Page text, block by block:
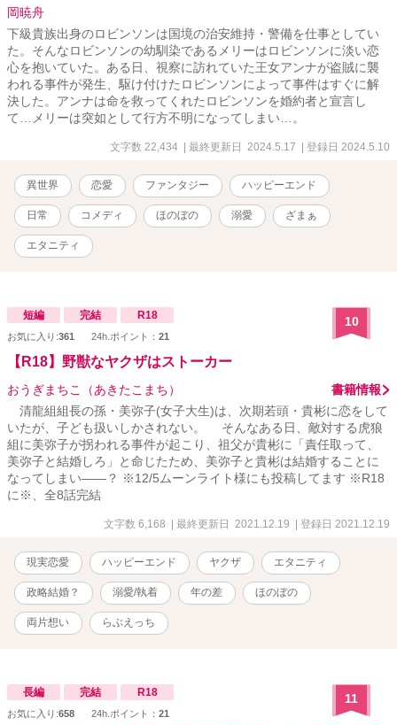
岡暁舟
下級貴族出身のロビンソンは国境の治安維持・警備を仕事としてい
た。そんなロビンソンの幼馴染であるメリーはロビンソンに淡い恋
心を抱いていた。ある日、視察に訪れていた王女アンナが盗賊に襲
われる事件が発生、駆け付けたロビンソンによって事件はすぐに解
決した。アンナは命を救ってくれたロビンソンを婚約者と宣言し
て…メリーは突如として行方不明になってしまい…。
文字数 22,434 | 最終更新日 2024.5.17 | 登録日 2024.5.10
異世界 恋愛 ファンタジー ハッピーエンド
日常 コメディ ほのぼの 溺愛 ざまぁ
エタニティ
短編 完結 R18
お気に入り:361 24h.ポイント： 21
10
【R18】野獣なヤクザはストーカー
おうぎまちこ（あきたこまち）
書籍情報
清龍組組長の孫・美弥子(女子大生)は、次期若頭・貴彬に恋をして
いたが、子ども扱いしかされない。 そんなある日、敵対する虎狼
組に美弥子が拐われる事件が起こり、祖父が貴彬に「責任取って、
美弥子と結婚しろ」と命じたため、美弥子と貴彬は結婚することに
なってしまい――？ ※12/5ムーンライト様にも投稿してます ※R18
に※、全8話完結
文字数 6,168 | 最終更新日 2021.12.19 | 登録日 2021.12.19
現実恋愛 ハッピーエンド ヤクザ エタニティ
政略結婚？ 溺愛/執着 年の差 ほのぼの
両片想い らぶえっち
長編 完結 R18
お気に入り:658 24h.ポイント： 21
11